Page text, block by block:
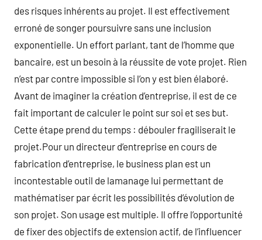
des risques inhérents au projet. Il est effectivement
erroné de songer poursuivre sans une inclusion
exponentielle. Un effort parlant, tant de l’homme que
bancaire, est un besoin à la réussite de vote projet. Rien
n’est par contre impossible si l’on y est bien élaboré.
Avant de imaginer la création d’entreprise, il est de ce
fait important de calculer le point sur soi et ses but.
Cette étape prend du temps : débouler fragiliserait le
projet.Pour un directeur d’entreprise en cours de
fabrication d’entreprise, le business plan est un
incontestable outil de lamanage lui permettant de
mathématiser par écrit les possibilités d’évolution de
son projet. Son usage est multiple. Il offre l’opportunité
de fixer des objectifs de extension actif, de l’influencer